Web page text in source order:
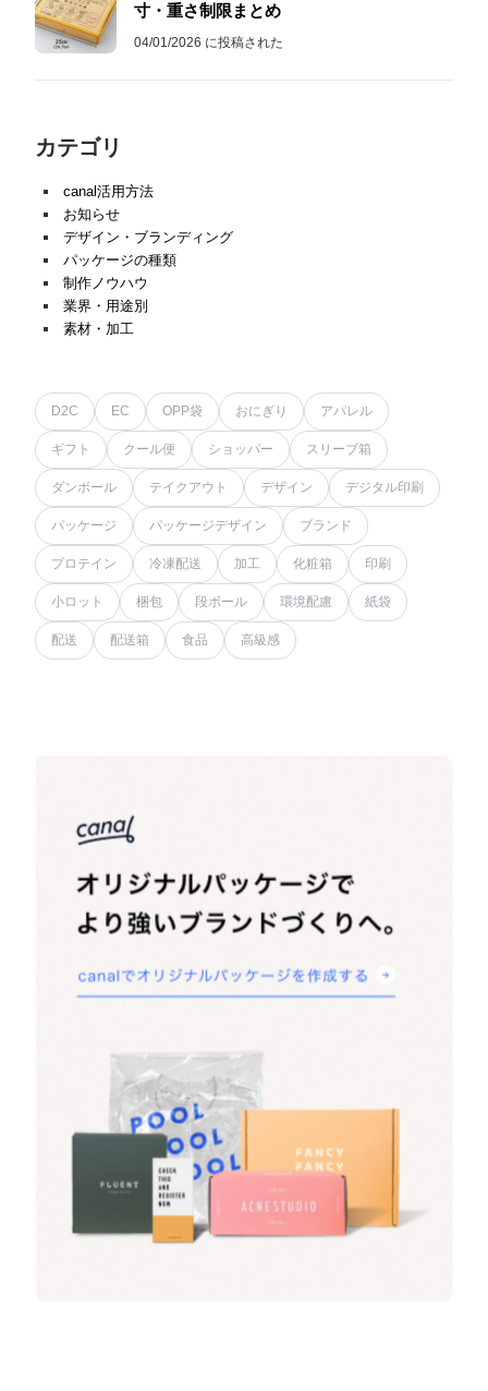
寸・重さ制限まとめ
04/01/2026 に投稿された
カテゴリ
canal活用方法
お知らせ
デザイン・ブランディング
パッケージの種類
制作ノウハウ
業界・用途別
素材・加工
D2C EC OPP袋 おにぎり アパレル
ギフト クール便 ショッパー スリーブ箱
ダンボール テイクアウト デザイン デジタル印刷
パッケージ パッケージデザイン ブランド
プロテイン 冷凍配送 加工 化粧箱 印刷
小ロット 梱包 段ボール 環境配慮 紙袋
配送 配送箱 食品 高級感